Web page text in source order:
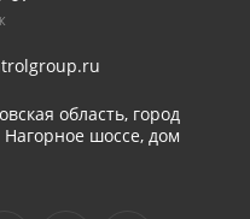
область, город
шоссе, дом